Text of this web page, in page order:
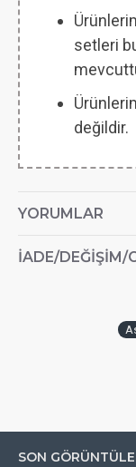
setleri
değildir.
YORUMLAR
İADE/DEĞIŞIM/
SON